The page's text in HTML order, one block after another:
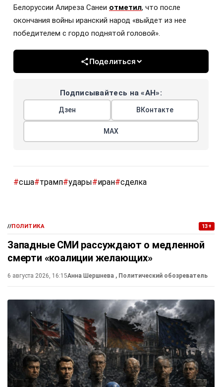
Белоруссии Алиреза Санеи отметил, что после
окончания войны иранский народ «выйдет из нее
победителем с гордо поднятой головой».
Поделиться
Подписывайтесь на «АН»:
Дзен ВКонтакте
МАХ
#сша#трамп#удары#иран#сделка
//ПОЛИТИКА 13+
Западные СМИ рассуждают о медленной
смерти «коалиции желающих»
6 августа 2026, 16:15Анна Шершнева , Политический обозреватель